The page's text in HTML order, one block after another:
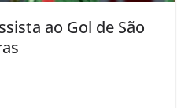
ao Gol de São